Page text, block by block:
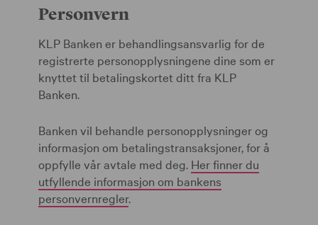
Personvern
KLP Banken er behandlingsansvarlig for de
registrerte personopplysningene dine som er
knyttet til betalingskortet ditt fra KLP
Banken.
Banken vil behandle personopplysninger og
informasjon om betalingstransaksjoner, for å
oppfylle vår avtale med deg. Her finner du
utfyllende informasjon om bankens
personvernregler.